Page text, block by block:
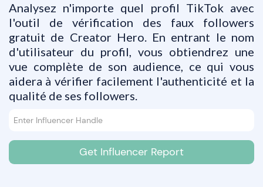
Analysez n'importe quel profil TikTok avec
l'outil de vérification des faux followers
gratuit de Creator Hero. En entrant le nom
d'utilisateur du profil, vous obtiendrez une
vue complète de son audience, ce qui vous
aidera à vérifier facilement l'authenticité et la
qualité de ses followers.